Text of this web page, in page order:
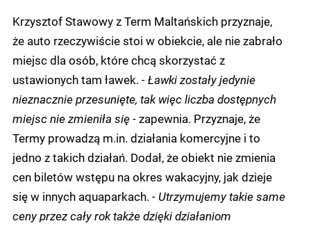
Krzysztof Stawowy z Term Maltańskich przyznaje,
że auto rzeczywiście stoi w obiekcie, ale nie zabrało
miejsc dla osób, które chcą skorzystać z
ustawionych tam ławek. - Ławki zostały jedynie
nieznacznie przesunięte, tak więc liczba dostępnych
miejsc nie zmieniła się -zapewnia. Przyznaje, że
Termy prowadzą m.in. działania komercyjne i to
jedno z takich działań. Dodał, że obiekt nie zmienia
cen biletów wstępu na okres wakacyjny, jak dzieje
się w innych aquaparkach. - Utrzymujemy takie same
ceny przez cały rok także dzięki działaniom